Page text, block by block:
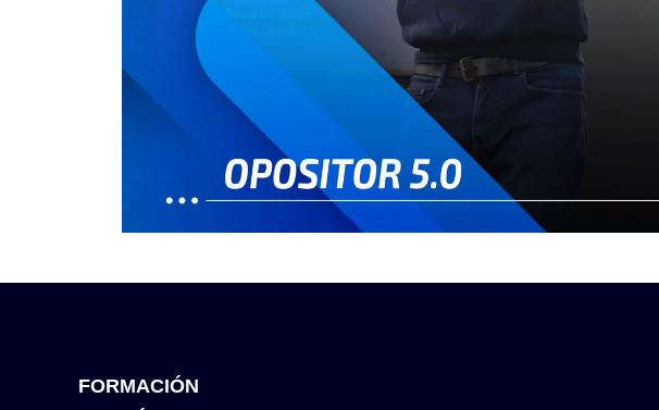
FORMACIÓN